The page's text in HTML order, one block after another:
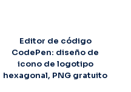
Editor de código
CodePen: diseño de
icono de logotipo
hexagonal, PNG gratuito